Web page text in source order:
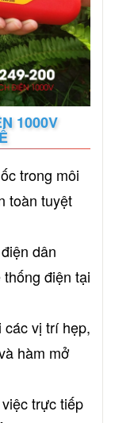
1000V
trong môi
toàn tuyệt
dân
điện tại
các vị trí hẹp,
hàm mở
trực tiếp